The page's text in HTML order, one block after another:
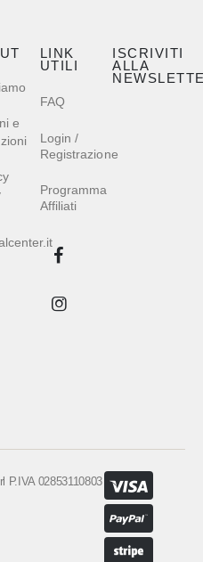
LINK
UTILI
FAQ
Login /
Registrazione
Programma
Affiliati
e
ISCRIVITI
ALLA
P.IVA 02853110803